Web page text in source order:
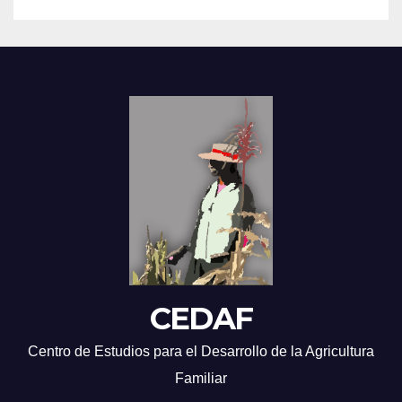
CEDAF
Centro de Estudios para el Desarrollo de la Agricultura
Familiar